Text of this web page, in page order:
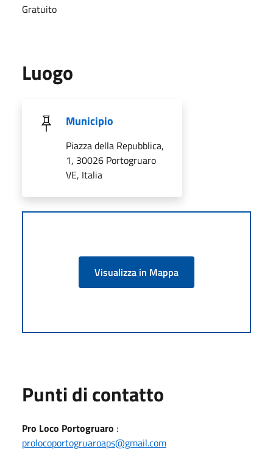
Gratuito
Luogo
Municipio
Piazza della Repubblica,
1, 30026 Portogruaro
VE, Italia
Visualizza in Mappa
Punti di contatto
Pro Loco Portogruaro :
prolocoportogruaroaps@gmail.com